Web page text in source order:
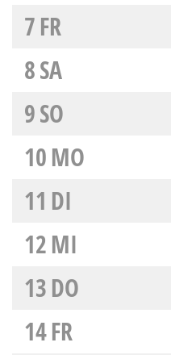
7FR
8SA
9SO
10MO
11 DI
12MI
13DO
14FR